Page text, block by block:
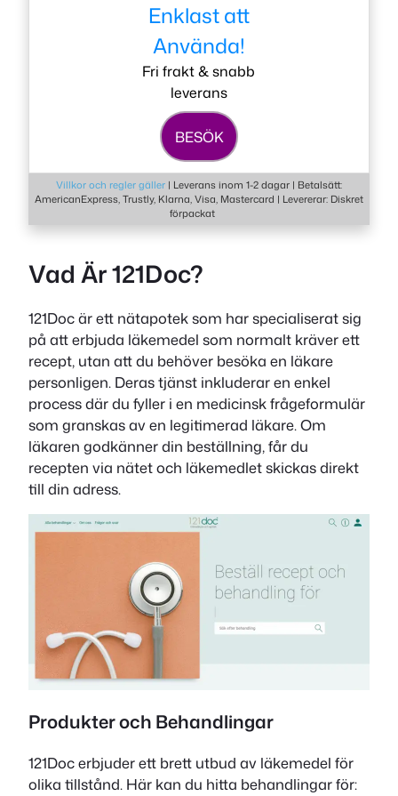
Enklast att
Använda!
Fri frakt & snabb
leverans
BESÖK
Villkor och regler gäller | Leverans inom 1-2 dagar | Betalsätt:
AmericanExpress, Trustly, Klarna, Visa, Mastercard | Levererar: Diskret
förpackat
Vad Är 121Doc?
121Doc är ett nätapotek som har specialiserat sig
på att erbjuda läkemedel som normalt kräver ett
recept, utan att du behöver besöka en läkare
personligen. Deras tjänst inkluderar en enkel
process där du fyller i en medicinsk frågeformulär
som granskas av en legitimerad läkare. Om
läkaren godkänner din beställning, får du
recepten via nätet och läkemedlet skickas direkt
till din adress.
Produkter och Behandlingar
121Doc erbjuder ett brett utbud av läkemedel för
olika tillstånd. Här kan du hitta behandlingar för: